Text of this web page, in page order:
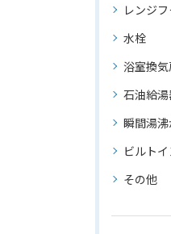
レンジ
水栓
浴室換気
石油給
瞬間湯
ビルト
その他